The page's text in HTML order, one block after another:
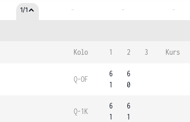
1/1 - - -
Kolo 1 2 3 Kurs
Q-OF
6
1
6
0
Q-1K
6
1
6
1